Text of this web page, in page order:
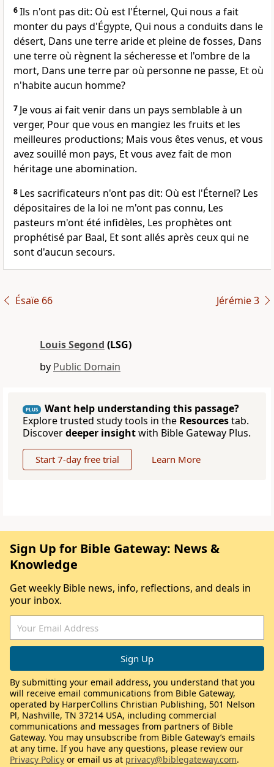
6Ils n'ont pas dit: Où est l'Éternel, Qui nous a fait
monter du pays d'Égypte, Qui nous a conduits dans le
désert, Dans une terre aride et pleine de fosses, Dans
une terre où règnent la sécheresse et l'ombre de la
mort, Dans une terre par où personne ne passe, Et où
n'habite aucun homme?
7 Je vous ai fait venir dans un pays semblable à un
verger, Pour que vous en mangiez les fruits et les
meilleures productions; Mais vous êtes venus, et vous
avez souillé mon pays, Et vous avez fait de mon
héritage une abomination.
8 Les sacrificateurs n'ont pas dit: Où est l'Éternel? Les
dépositaires de la loi ne m'ont pas connu, Les
pasteurs m'ont été infidèles, Les prophètes ont
prophétisé par Baal, Et sont allés après ceux qui ne
sont d'aucun secours.
Ésaïe 66 Jérémie 3
Louis Segond (LSG)
by Public Domain
PLUS
Want help understanding this passage?
Explore trusted study tools in the Resourcestab.
Discoverdeeper insightwith Bible Gateway Plus.
Start 7-day free trial Learn More
Sign Up for Bible Gateway: News &
Knowledge
Get weekly Bible news, info, reflections, and deals in
your inbox.
By submitting your email address, you understand that you
will receive email communications from Bible Gateway,
operated by HarperCollins Christian Publishing, 501 Nelson
Pl, Nashville, TN 37214 USA, including commercial
communications and messages from partners of Bible
Gateway. You may unsubscribe from Bible Gateway’s emails
at any time. If you have any questions, please review our
Privacy Policy or email us at privacy@biblegateway.com.